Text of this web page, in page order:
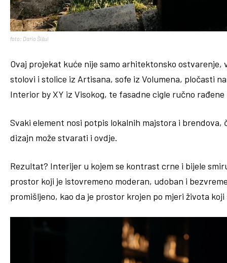
foto: Dario Šišul
Ovaj projekat kuće nije samo arhitektonsko ostvarenje,
stolovi i stolice iz Artisana, sofe iz Volumena, pločasti
Interior by XY iz Visokog, te fasadne cigle ručno
Svaki element nosi potpis lokalnih majstora i
dizajn može stvarati i ovdje.
Rezultat? Interijer u kojem se kontrast crne i bijele
prostor koji je istovremeno moderan, udoban i
promišljeno, kao da je prostor krojen po mjeri života koji